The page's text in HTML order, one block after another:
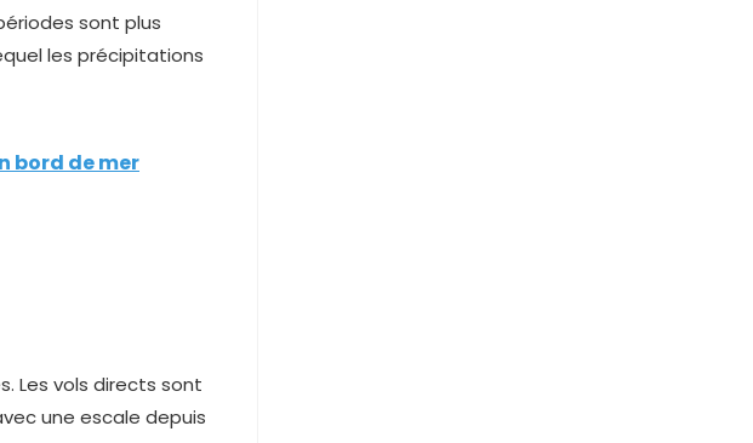
sont plus
les précipitations
bord de mer
Les vols directs sont
une escale depuis